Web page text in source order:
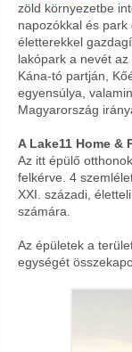
zöld környezetbe
napozókkal és
életterekkel
lakópark a nevét
Kána-tó partján,
egyensúlya,
Magyarország
A Lake11 Home
Az itt épülő
felkérve. 4
XXI. századi,
számára.
Az épületek a
egységét